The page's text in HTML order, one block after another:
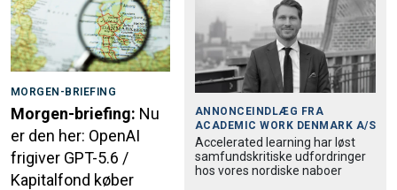
MORGEN-BRIEFING
Morgen-briefing: Nu
er den her: OpenAI
frigiver GPT-5.6 /
Kapitalfond køber
ANNONCEINDLÆG FRA
ACADEMIC WORK DENMARK A/S
Accele­rated learning har løst
samfund­skri­tiske udfordringer
hos vores nordiske naboer